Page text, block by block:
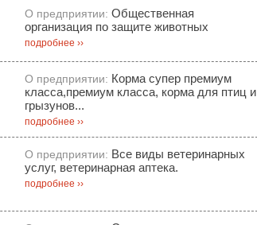
О предприятии: Общественная
организация по защите животных
подробнее ››
О предприятии: Корма супер премиум
класса,премиум класса, корма для птиц и
грызунов...
подробнее ››
О предприятии: Все виды ветеринарных
услуг, ветеринарная аптека.
подробнее ››